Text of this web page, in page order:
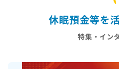
休眠預金等を
特集・イン